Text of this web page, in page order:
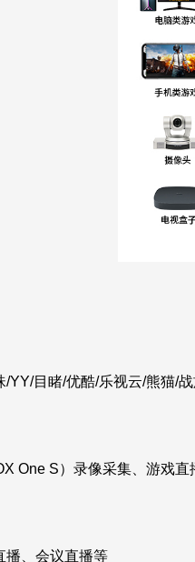
目睹/优酷/乐视云/熊猫/战
S）录像采集、游戏直
、会议直播等